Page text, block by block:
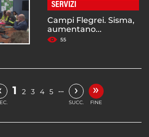
SERVIZI
Campi Flegrei. Sisma,
aumentano...
55
1 2 3 4 5 … ›
SUCC.
»
FINE